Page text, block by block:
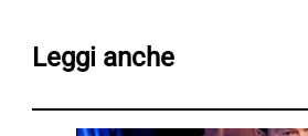
Leggi anche